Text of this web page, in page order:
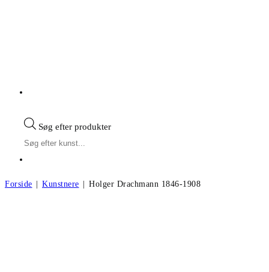
Søg efter produkter
Forside | Kunstnere | Holger Drachmann 1846-1908